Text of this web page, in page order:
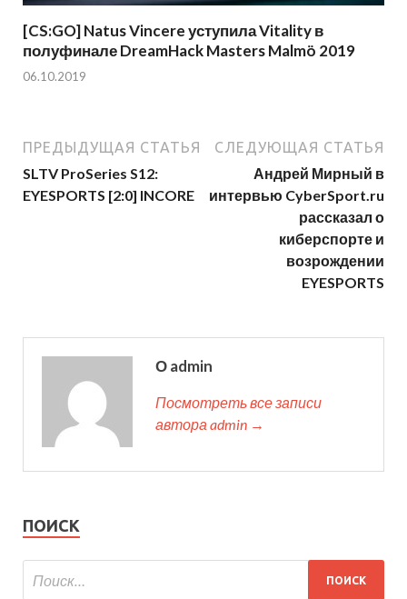
[CS:GO] Natus Vincere уступила Vitality в
полуфинале DreamHack Masters Malmö 2019
06.10.2019
ПРЕДЫДУЩАЯ СТАТЬЯ
SLTV ProSeries S12:
EYESPORTS [2:0] INCORE
СЛЕДУЮЩАЯ СТАТЬЯ
Андрей Мирный в
интервью CyberSport.ru
рассказал о
киберспорте и
возрождении
EYESPORTS
О admin
Посмотреть все записи
автора admin →
ПОИСК